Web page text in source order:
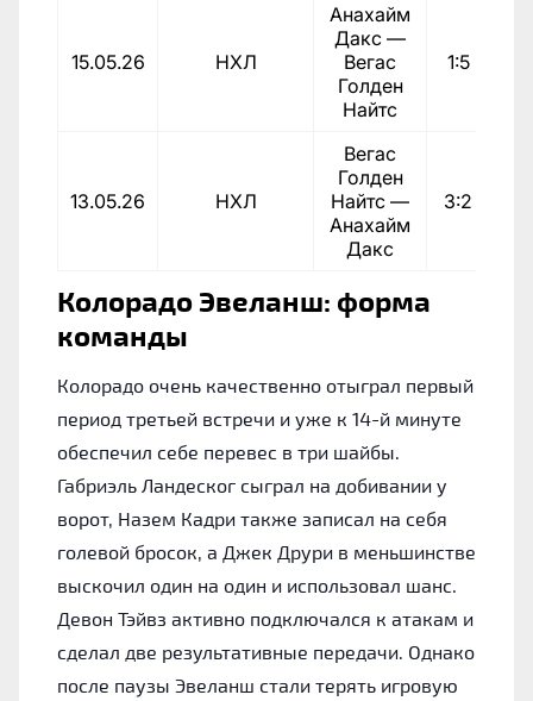
15.05.26 НХЛ
Анахайм
Дакс —
Вегас
Голден
Найтс
1:5
13.05.26 НХЛ
Вегас
Голден
Найтс —
Анахайм
Дакс
3:2
Колорадо Эвеланш: форма
команды
Колорадо очень качественно отыграл первый
период третьей встречи и уже к 14-й минуте
обеспечил себе перевес в три шайбы.
Габриэль Ландеског сыграл на добивании у
ворот, Назем Кадри также записал на себя
голевой бросок, а Джек Друри в меньшинстве
выскочил один на один и использовал шанс.
Девон Тэйвз активно подключался к атакам и
сделал две результативные передачи. Однако
после паузы Эвеланш стали терять игровую